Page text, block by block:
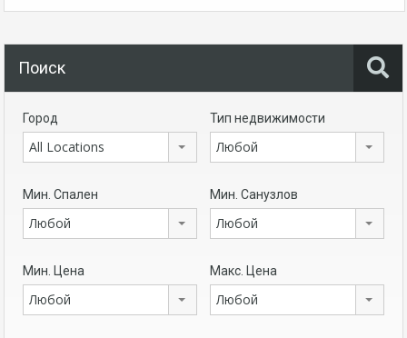
Поиск
Город
All Locations
Тип недвижимости
Любой
Мин. Спален
Любой
Мин. Санузлов
Любой
Мин. Цена
Любой
Макс. Цена
Любой